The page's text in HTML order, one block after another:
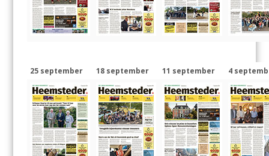
25 september 18 september 11 september 4